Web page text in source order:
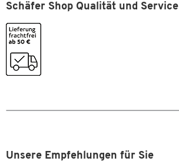
Holzfrei ja
Klebung
Länge [mm]
Material
Schäfer Shop Qualität und Service
Unsere Empfehlungen für Sie